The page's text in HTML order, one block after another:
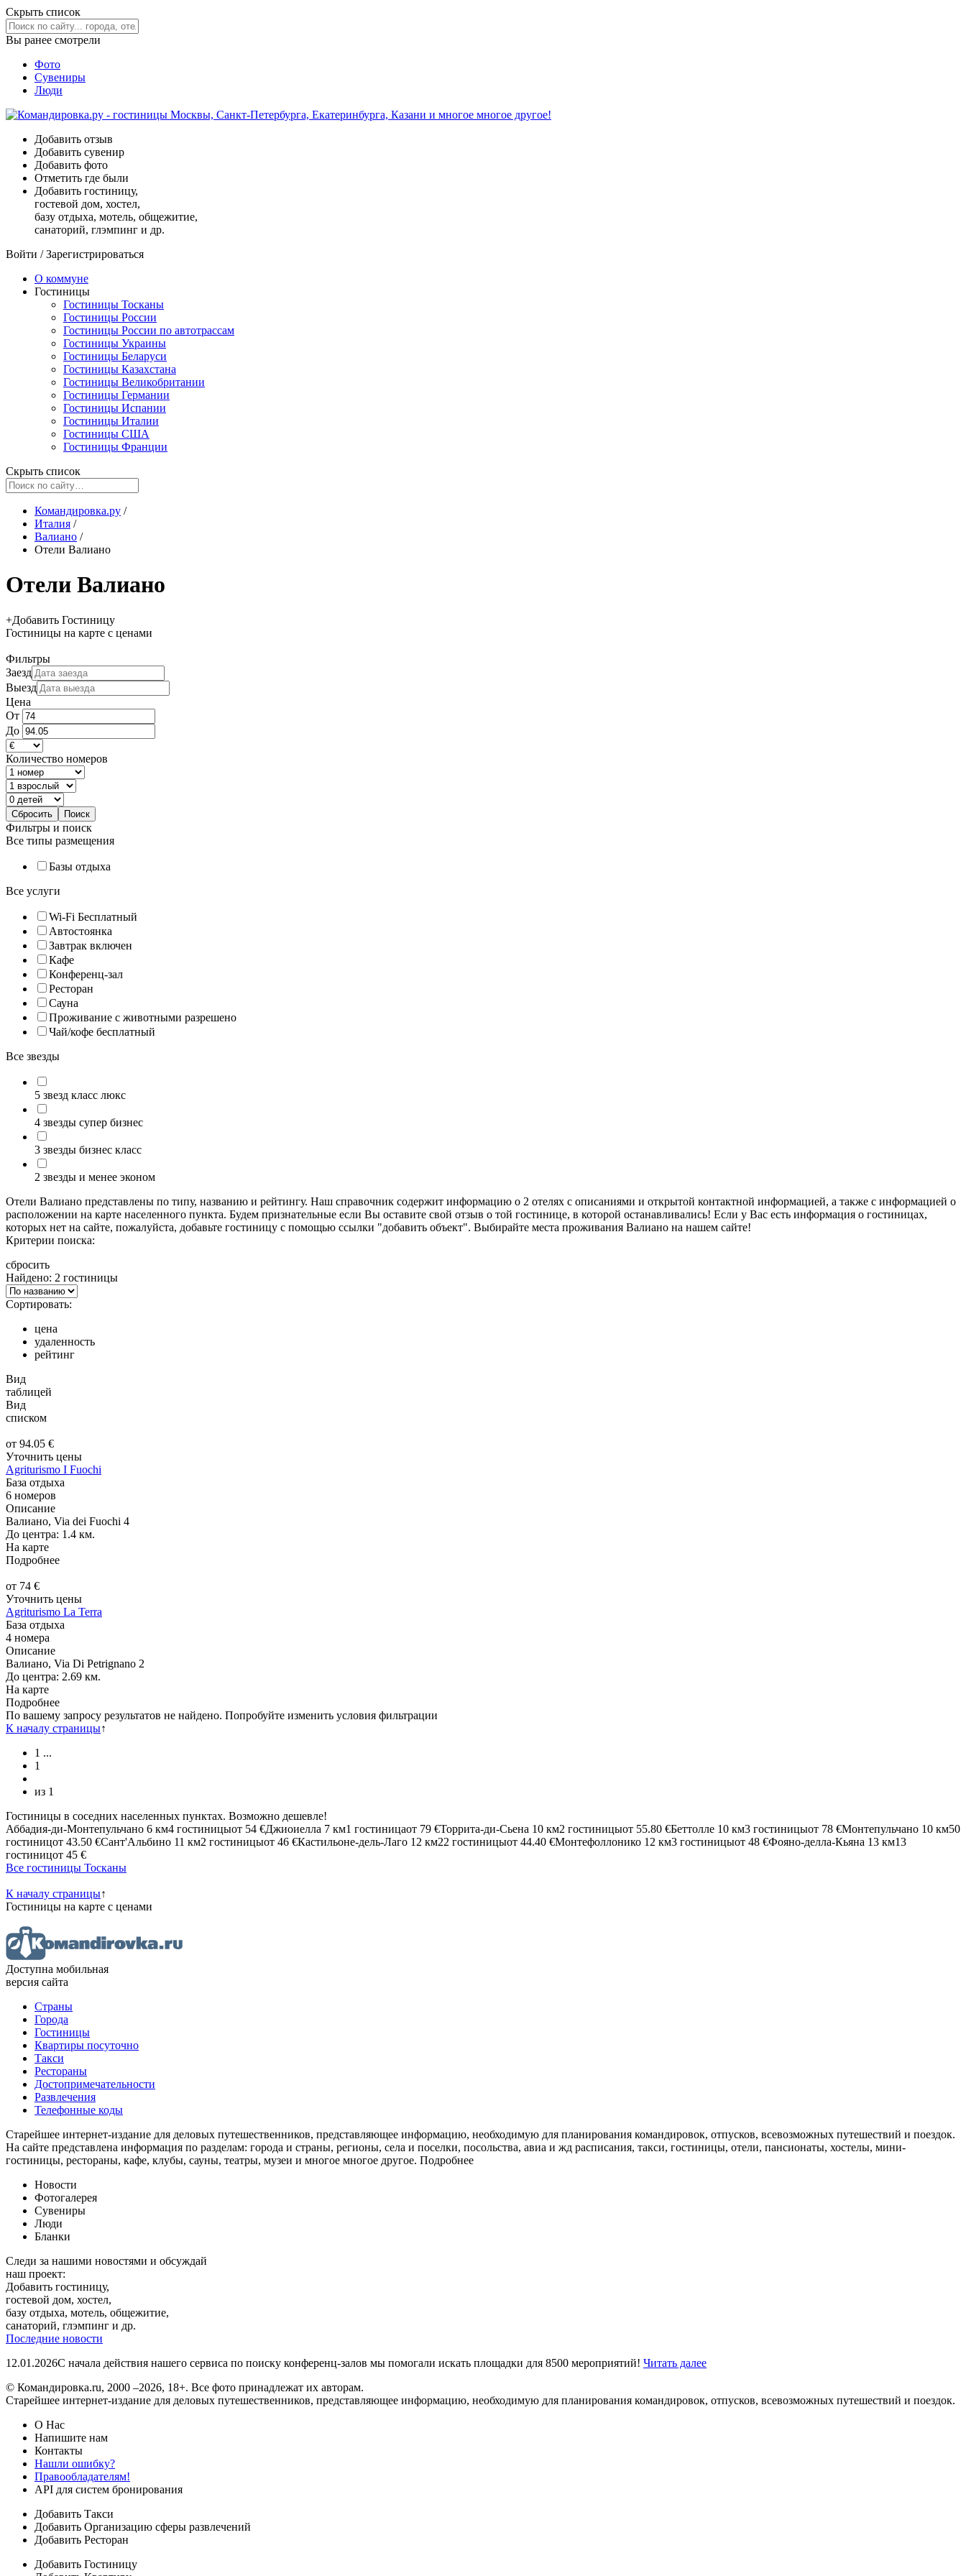
Скрыть список
Вы ранее смотрели
Фото
Сувениры
Люди
Добавить отзыв
Добавить сувенир
Добавить фото
Отметить где были
Добавить гостиницу,
гостевой дом, хостел,
базу отдыха, мотель, общежитие,
санаторий, глэмпинг и др.
Войти /Зарегистрироваться
О коммуне
Гостиницы
Гостиницы Тосканы
Гостиницы России
Гостиницы России по автотрассам
Гостиницы Украины
Гостиницы Беларуси
Гостиницы Казахстана
Гостиницы Великобритании
Гостиницы Германии
Гостиницы Испании
Гостиницы Италии
Гостиницы США
Гостиницы Франции
Скрыть список
Командировка.ру /
Италия /
Валиано /
Отели Валиано
Отели Валиано
+Добавить Гостиницу
Гостиницы на карте с ценами
Фильтры
Заезд
Выезд
Цена
От
До
Количество номеров
Фильтры и поиск
Все типы размещения
Базы отдыха
Все услуги
Wi-Fi Бесплатный
Автостоянка
Завтрак включен
Кафе
Конференц-зал
Ресторан
Сауна
Проживание с животными разрешено
Чай/кофе бесплатный
Все звезды
5 звезд класс люкс
4 звезды супер бизнес
3 звезды бизнес класс
2 звезды и менее эконом
Отели Валиано представлены по типу, названию и рейтингу. Наш справочник содержит информацию о 2 отелях с описаниями и открытой контактной информацией, а также с информацией о
расположении на карте населенного пункта. Будем признательные если Вы оставите свой отзыв о той гостинице, в которой останавливались! Если у Вас есть информация о гостиницах,
которых нет на сайте, пожалуйста, добавьте гостиницу с помощью ссылки "добавить объект". Выбирайте места проживания Валиано на нашем сайте!
Критерии поиска:
сбросить
Найдено: 2 гостиницы
Сортировать:
цена
удаленность
рейтинг
Вид
таблицей
Вид
списком
от 94.05 €
Уточнить цены
Agriturismo I Fuochi
База отдыха
6 номеров
Описание
Валиано, Via dei Fuochi 4
До центра: 1.4 км.
На карте
Подробнее
от 74 €
Уточнить цены
Agriturismo La Terra
База отдыха
4 номера
Описание
Валиано, Via Di Petrignano 2
До центра: 2.69 км.
На карте
Подробнее
По вашему запросу результатов не найдено. Попробуйте изменить условия фильтрации
К началу страницы↑
1 ...
1
из 1
Гостиницы в соседних населенных пунктах. Возможно дешевле!
Аббадия-ди-Монтепульчано 6 км4 гостиницыот 54 €Джиоиелла 7 км1 гостиницаот 79 €Торрита-ди-Сьена 10 км2 гостиницыот 55.80 €Беттолле 10 км3 гостиницыот 78 €Монтепульчано 10 км50
гостиницот 43.50 €Сант'Альбино 11 км2 гостиницыот 46 €Кастильоне-дель-Лаго 12 км22 гостиницыот 44.40 €Монтефоллонико 12 км3 гостиницыот 48 €Фояно-делла-Кьяна 13 км13
гостиницот 45 €
Все гостиницы Тосканы
К началу страницы↑
Гостиницы на карте с ценами
Доступна мобильная
версия сайта
Страны
Города
Гостиницы
Квартиры посуточно
Такси
Рестораны
Достопримечательности
Развлечения
Телефонные коды
Старейшее интернет-издание для деловых путешественников, представляющее информацию, необходимую для планирования командировок, отпусков, всевозможных путешествий и поездок.
На сайте представлена информация по разделам: города и страны, регионы, села и поселки, посольства, авиа и жд расписания, такси, гостиницы, отели, пансионаты, хостелы, мини-
гостиницы, рестораны, кафе, клубы, сауны, театры, музеи и многое многое другое. Подробнее
Новости
Фотогалерея
Сувениры
Люди
Бланки
Следи за нашими новостями и обсуждай
наш проект:
Добавить гостиницу,
гостевой дом, хостел,
базу отдыха, мотель, общежитие,
санаторий, глэмпинг и др.
Последние новости
12.01.2026С начала действия нашего сервиса по поиску конференц-залов мы помогали искать площадки для 8500 мероприятий! Читать далее
© Командировка.ru, 2000 –2026, 18+. Все фото принадлежат их авторам.
Старейшее интернет-издание для деловых путешественников, представляющее информацию, необходимую для планирования командировок, отпусков, всевозможных путешествий и поездок.
О Нас
Напишите нам
Контакты
Нашли ошибку?
Правообладателям!
API для систем бронирования
Добавить Такси
Добавить Организацию сферы развлечений
Добавить Ресторан
Добавить Гостиницу